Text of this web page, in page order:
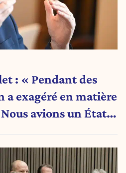
: « Pendant des
a exagéré en matière
avions un État